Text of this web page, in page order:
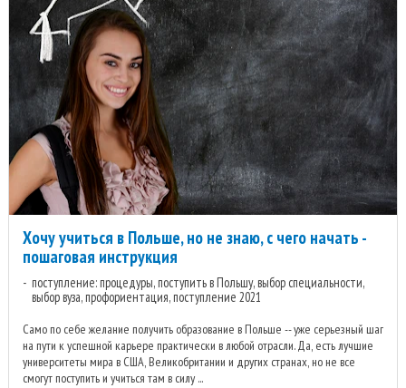
Хочу учиться в Польше, но не знаю, с чего начать -
пошаговая инструкция
поступление: процедуры, поступить в Польшу, выбор специальности,
выбор вуза, профориентация, поступление 2021
Само по себе желание получить образование в Польше -- уже серьезный шаг
на пути к успешной карьере практически в любой отрасли. Да, есть лучшие
университеты мира в США, Великобритании и других странах, но не все
смогут поступить и учиться там в силу ...